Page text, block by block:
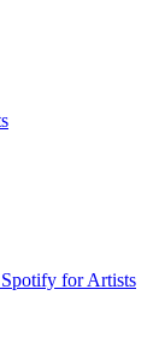
for Artists